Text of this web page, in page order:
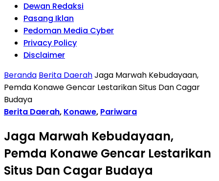
Dewan Redaksi
Pasang Iklan
Pedoman Media Cyber
Privacy Policy
Disclaimer
Beranda Berita DaerahJaga Marwah Kebudayaan,
Pemda Konawe Gencar Lestarikan Situs Dan Cagar
Budaya
Berita Daerah, Konawe, Pariwara
Jaga Marwah Kebudayaan,
Pemda Konawe Gencar Lestarikan
Situs Dan Cagar Budaya